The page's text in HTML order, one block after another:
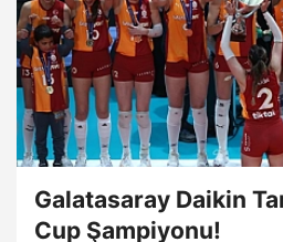
Galatasaray Daikin
Cup Şampiyonu!